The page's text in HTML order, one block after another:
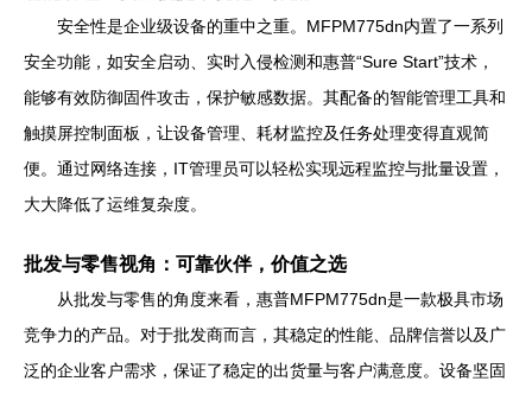
安全性是企业级设备的重中之重。MFPM775dn内置了一系列
安全功能，如安全启动、实时入侵检测和惠普“Sure Start”技术，
能够有效防御固件攻击，保护敏感数据。其配备的智能管理工具和
触摸屏控制面板，让设备管理、耗材监控及任务处理变得直观简
便。通过网络连接，IT管理员可以轻松实现远程监控与批量设置，
大大降低了运维复杂度。
批发与零售视角：可靠伙伴，价值之选
从批发与零售的角度来看，惠普MFPM775dn是一款极具市场
竞争力的产品。对于批发商而言，其稳定的性能、品牌信誉以及广
泛的企业客户需求，保证了稳定的出货量与客户满意度。设备坚固